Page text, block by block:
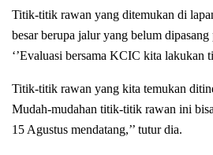
Titik-titik rawan yang ditemukan di
besar berupa jalur yang belum dipasang
‘’Evaluasi bersama KCIC kita lakukan
Titik-titik rawan yang kita temukan
Mudah-mudahan titik-titik rawan ini
15 Agustus mendatang,’’ tutur dia.